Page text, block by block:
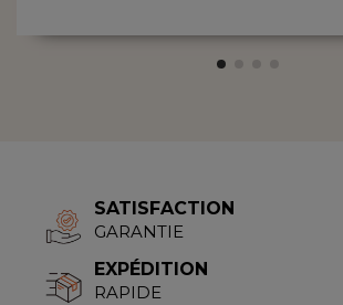
SATISFACTION
GARANTIE
EXPÉDITION
RAPIDE